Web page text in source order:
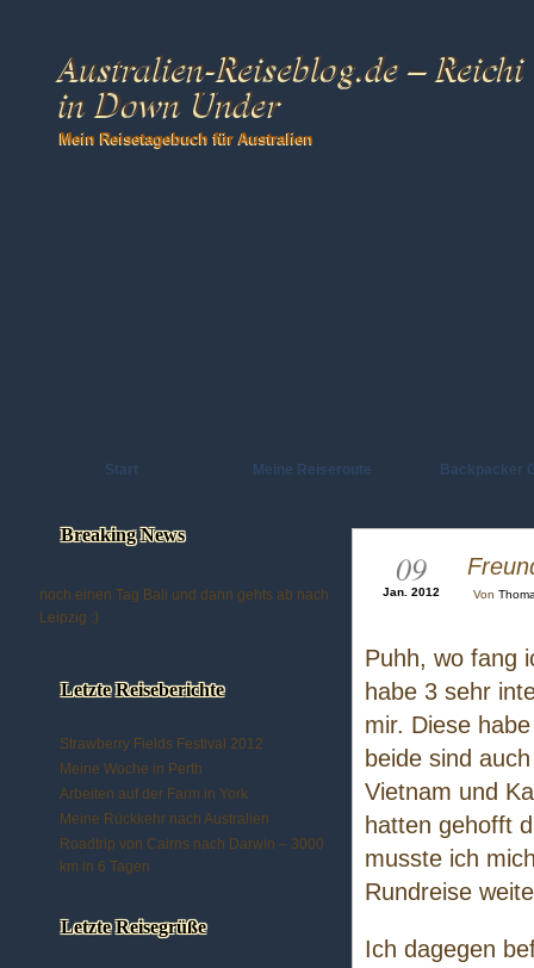
Australien-Reiseblog.de – Reichi
in Down Under
Mein Reisetagebuch für Australien
Start Meine Reiseroute Backpacker
09
Jan. 2012 Von
Puhh, wo fang
habe 3 sehr
mir. Diese
beide sind
Vietnam und
hatten gehofft
musste ich
Rundreise
Ich dagegen
Breaking News
noch einen Tag Bali und dann gehts ab nach
Leipzig :)
Letzte Reiseberichte
Strawberry Fields Festival 2012
Meine Woche in Perth
Arbeiten auf der Farm in York
Meine Rückkehr nach Australien
Roadtrip von Cairns nach Darwin – 3000
km in 6 Tagen
Letzte Reisegrüße